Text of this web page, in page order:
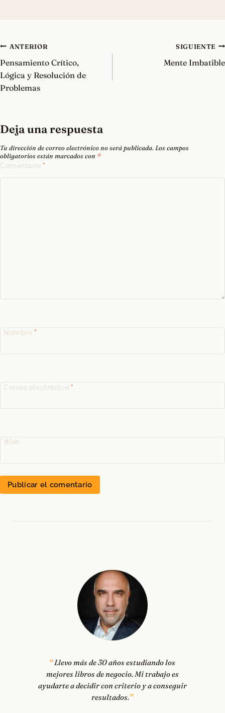
Navegación
de
entradas
ANTERIOR
Pensamiento Crítico,
Lógica y Resolución de
Problemas
SIGUIENTE
Mente Imbatible
Deja una respuesta
Tu dirección de correo electrónico no será publicada. Los campos
obligatorios están marcados con *
Comentario *
Nombre *
Correo electrónico *
Web
Llevo más de 30 años estudiando los
mejores libros de negocio. Mi trabajo es
ayudarte a decidir con criterio y a conseguir
resultados.